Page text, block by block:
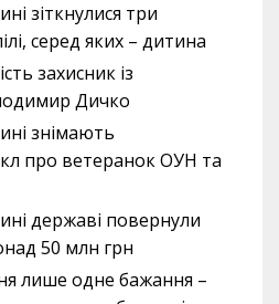
зіткнулися три
серед яких – дитина
захисник із
Дичко
знімають
про ветеранок ОУН та
державі повернули
50 млн грн
лише одне бажання –